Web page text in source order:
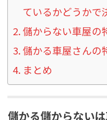
ているかどうかで
儲からない車屋の
儲かる車屋さんの
まとめ
儲かる儲からない